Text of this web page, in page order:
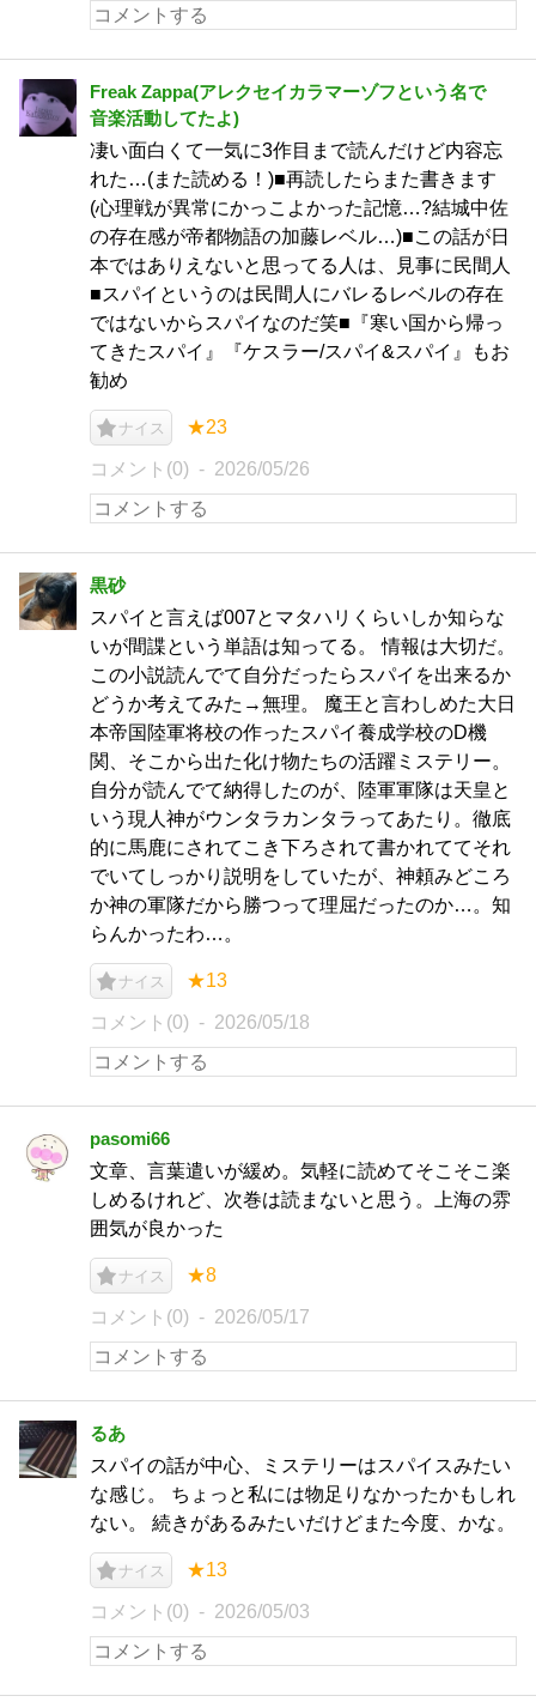
Freak Zappa(アレクセイカラマーゾフという名で
音楽活動してたよ)
凄い面白くて一気に3作目まで読んだけど内容忘
れた…(また読める！)■再読したらまた書きます
(心理戦が異常にかっこよかった記憶…?結城中佐
の存在感が帝都物語の加藤レベル…)■この話が日
本ではありえないと思ってる人は、見事に民間人
■スパイというのは民間人にバレるレベルの存在
ではないからスパイなのだ笑■『寒い国から帰っ
てきたスパイ』『ケスラー/スパイ&スパイ』もお
勧め
ナイス ★23
コメント(0) 2026/05/26
黒砂
スパイと言えば007とマタハリくらいしか知らな
いが間諜という単語は知ってる。 情報は大切だ。
この小説読んでて自分だったらスパイを出来るか
どうか考えてみた→無理。 魔王と言わしめた大日
本帝国陸軍将校の作ったスパイ養成学校のD機
関、そこから出た化け物たちの活躍ミステリー。
自分が読んでて納得したのが、陸軍軍隊は天皇と
いう現人神がウンタラカンタラってあたり。徹底
的に馬鹿にされてこき下ろされて書かれててそれ
でいてしっかり説明をしていたが、神頼みどころ
か神の軍隊だから勝つって理屈だったのか…。知
らんかったわ…。
ナイス ★13
コメント(0) 2026/05/18
pasomi66
文章、言葉遣いが緩め。気軽に読めてそこそこ楽
しめるけれど、次巻は読まないと思う。上海の雰
囲気が良かった
ナイス ★8
コメント(0) 2026/05/17
るあ
スパイの話が中心、ミステリーはスパイスみたい
な感じ。 ちょっと私には物足りなかったかもしれ
ない。 続きがあるみたいだけどまた今度、かな。
ナイス ★13
コメント(0) 2026/05/03